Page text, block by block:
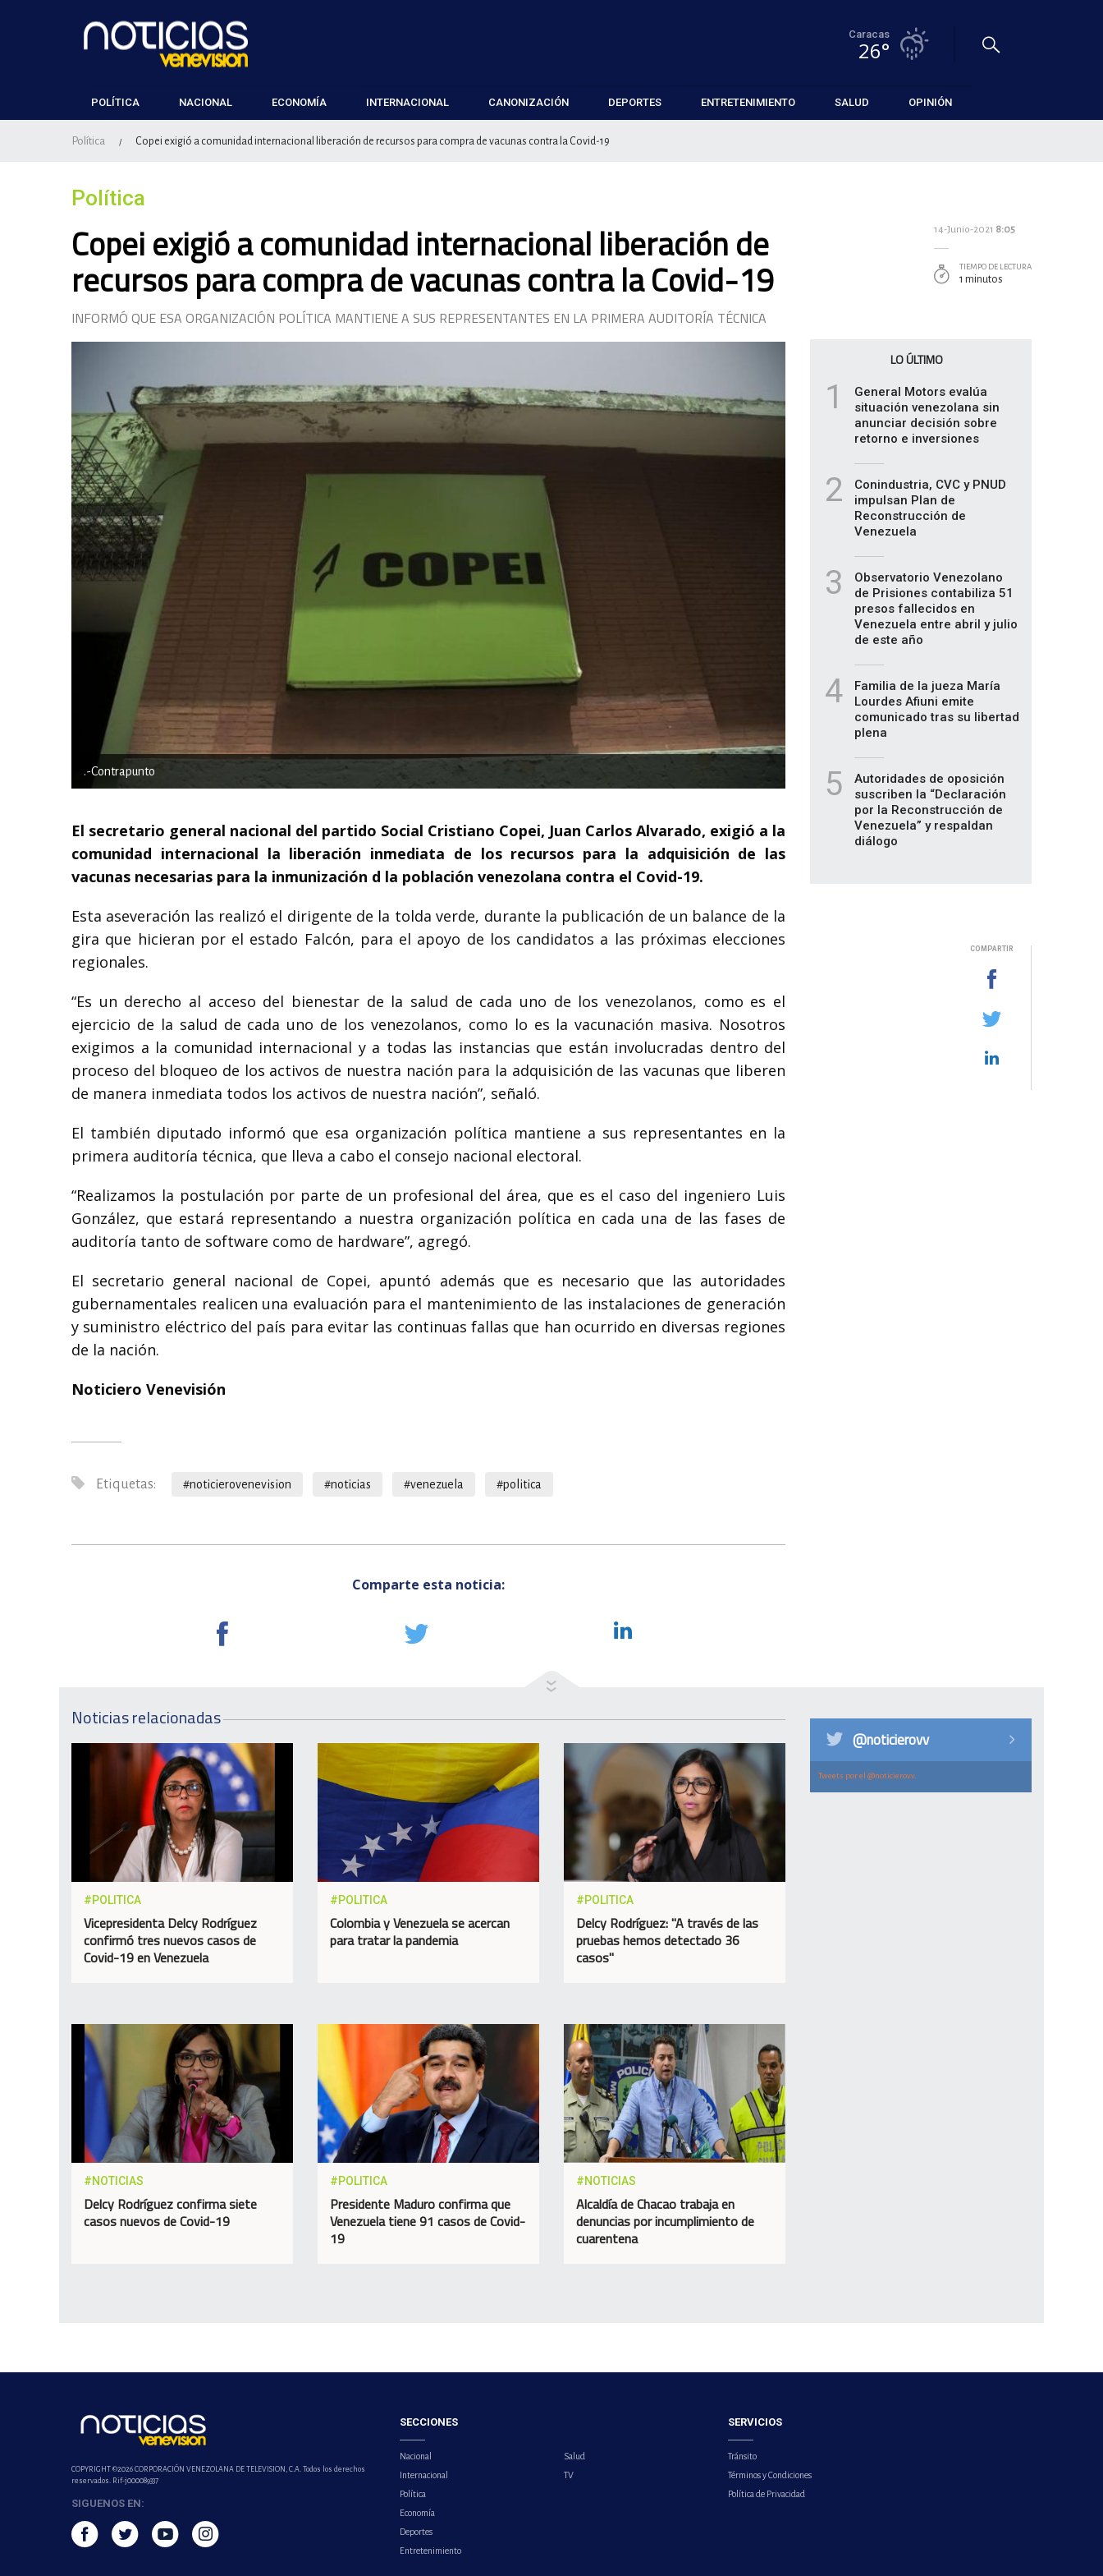
Caracas
26°
POLÍTICA NACIONAL ECONOMÍA INTERNACIONAL CANONIZACIÓN DEPORTES ENTRETENIMIENTO SALUD OPINIÓN
Política / Copei exigió a comunidad internacional liberación de recursos para compra de vacunas contra la Covid-19
Política
Copei exigió a comunidad internacional liberación de
recursos para compra de vacunas contra la Covid-19
INFORMÓ QUE ESA ORGANIZACIÓN POLÍTICA MANTIENE A SUS REPRESENTANTES EN LA PRIMERA AUDITORÍA TÉCNICA
.-Contrapunto
El secretario general nacional del partido Social Cristiano Copei, Juan Carlos Alvarado, exigió a la
comunidad internacional la liberación inmediata de los recursos para la adquisición de las
vacunas necesarias para la inmunización d la población venezolana contra el Covid-19.
Esta aseveración las realizó el dirigente de la tolda verde, durante la publicación de un balance de la
gira que hicieran por el estado Falcón, para el apoyo de los candidatos a las próximas elecciones
regionales.
“Es un derecho al acceso del bienestar de la salud de cada uno de los venezolanos, como es el
ejercicio de la salud de cada uno de los venezolanos, como lo es la vacunación masiva. Nosotros
exigimos a la comunidad internacional y a todas las instancias que están involucradas dentro del
proceso del bloqueo de los activos de nuestra nación para la adquisición de las vacunas que liberen
de manera inmediata todos los activos de nuestra nación”, señaló.
El también diputado informó que esa organización política mantiene a sus representantes en la
primera auditoría técnica, que lleva a cabo el consejo nacional electoral.
“Realizamos la postulación por parte de un profesional del área, que es el caso del ingeniero Luis
González, que estará representando a nuestra organización política en cada una de las fases de
auditoría tanto de software como de hardware”, agregó.
El secretario general nacional de Copei, apuntó además que es necesario que las autoridades
gubernamentales realicen una evaluación para el mantenimiento de las instalaciones de generación
y suministro eléctrico del país para evitar las continuas fallas que han ocurrido en diversas regiones
de la nación.
Noticiero Venevisión
Etiquetas: #noticierovenevision #noticias #venezuela #politica
Comparte esta noticia:
14-Junio-2021 8:05
TIEMPO DE LECTURA
1 minutos
LO ÚLTIMO
1
General Motors evalúa
situación venezolana sin
anunciar decisión sobre
retorno e inversiones
2
Conindustria, CVC y PNUD
impulsan Plan de
Reconstrucción de
Venezuela
3
Observatorio Venezolano
de Prisiones contabiliza 51
presos fallecidos en
Venezuela entre abril y julio
de este año
4
Familia de la jueza María
Lourdes Afiuni emite
comunicado tras su libertad
plena
5
Autoridades de oposición
suscriben la “Declaración
por la Reconstrucción de
Venezuela” y respaldan
diálogo
COMPARTIR
Noticias relacionadas
#POLITICA
Vicepresidenta Delcy Rodríguez
confirmó tres nuevos casos de
Covid-19 en Venezuela
#POLITICA
Colombia y Venezuela se acercan
para tratar la pandemia
#POLITICA
Delcy Rodríguez: "A través de las
pruebas hemos detectado 36
casos"
#NOTICIAS
Delcy Rodríguez confirma siete
casos nuevos de Covid-19
#POLITICA
Presidente Maduro confirma que
Venezuela tiene 91 casos de Covid-
19
#NOTICIAS
Alcaldía de Chacao trabaja en
denuncias por incumplimiento de
cuarentena
@noticierovv
Tweets por el @noticierovv.
COPYRIGHT ©2026 CORPORACIÓN VENEZOLANA DE TELEVISION, C.A. Todos los derechos
reservados. Rif-j000089337
SIGUENOS EN:
SECCIONES
Nacional
Internacional
Política
Economía
Deportes
Entretenimiento
Salud
TV
SERVICIOS
Tránsito
Términos y Condiciones
Política de Privacidad